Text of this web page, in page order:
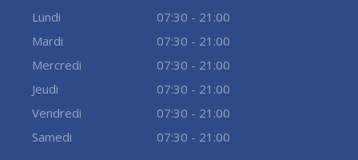
Lundi
07:30 - 21:00
Mardi
07:30 - 21:00
Mercredi
07:30 - 21:00
Jeudi
07:30 - 21:00
Vendredi
07:30 - 21:00
Samedi
07:30 - 21:00